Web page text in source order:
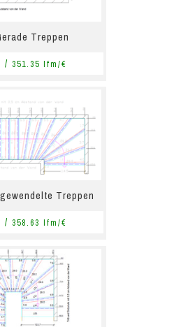
Treppen
/ 351.35 lfm/€
Treppen
/ 358.63 lfm/€